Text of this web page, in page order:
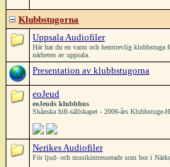
Klubbstugorna
Uppsala Audiofiler
Här har du en varm och hemtrevlig klubbstuga
närheten av uppsala.
Presentation av klubbstugorna
eoJeud
eoJeuds klubbhus
Skånska hifi-sällskapet - 2006-års Klubbstuge-
Nerikes Audiofiler
För ljud- och musikintresserade som bor i Närke